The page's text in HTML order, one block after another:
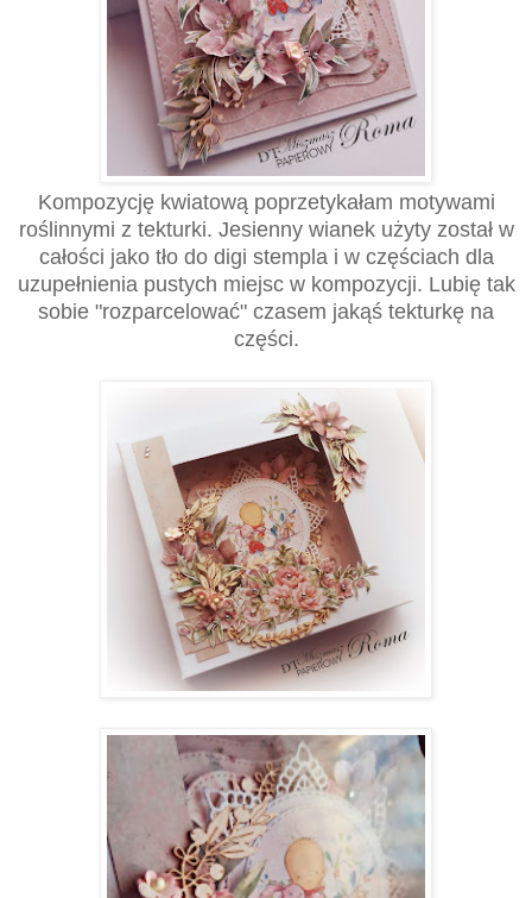
Kompozycję kwiatową poprzetykałam motywami
roślinnymi z tekturki. Jesienny wianek użyty został w
całości jako tło do digi stempla i w częściach dla
uzupełnienia pustych miejsc w kompozycji. Lubię tak
sobie "rozparcelować" czasem jakąś tekturkę na
części.